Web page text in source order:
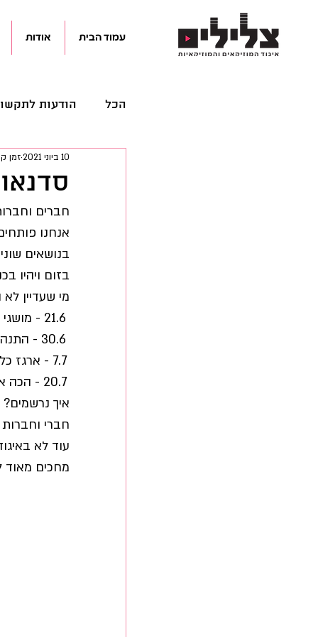
עמוד הבית אודות
הכל הודעות
מאמרים מידע
קהילה
10 ביוני 2021 זמן
חברים
אנחנו
בנושאים
בזום ויהיו
מי שעדיין
7.7 - ארגז כלים - חכם לפני מעשה, עם עו"ד יעל דויד
20.7 - הכה את המומחה, עם עו"ד ניצן שמואלי
איך נרשמים?
חברי
עוד לא
מחכים מאוד